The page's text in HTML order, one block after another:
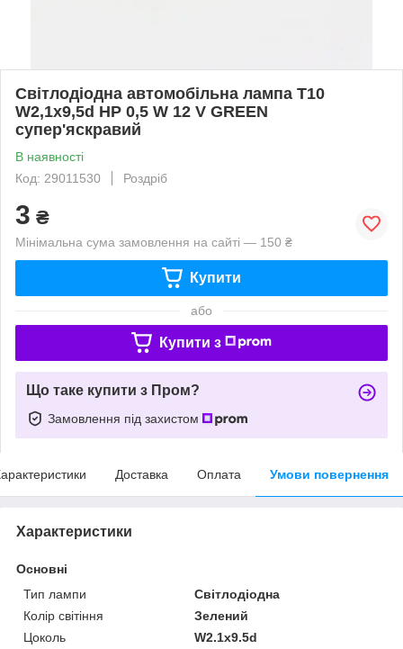
Світлодіодна автомобільна лампа T10
W2,1x9,5d HP 0,5 W 12 V GREEN
супер'яскравий
В наявності
Код: 29011530
Роздріб
3 ₴
Мінімальна сума замовлення на сайті — 150 ₴
Купити
або
Купити з
Що таке купити з Пром?
Замовлення під захистом
Доставка Оплата Умови повернення
Характеристики
Основні
Тип лампи
Світлодіодна
Колір світіння
Зелений
Цоколь
W2.1x9.5d